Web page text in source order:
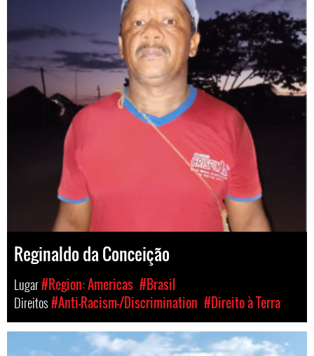
Reginaldo da Conceição
Lugar#Region: Americas #Brasil
Direitos#Anti-Racism-/Discrimination #Direito à Terra